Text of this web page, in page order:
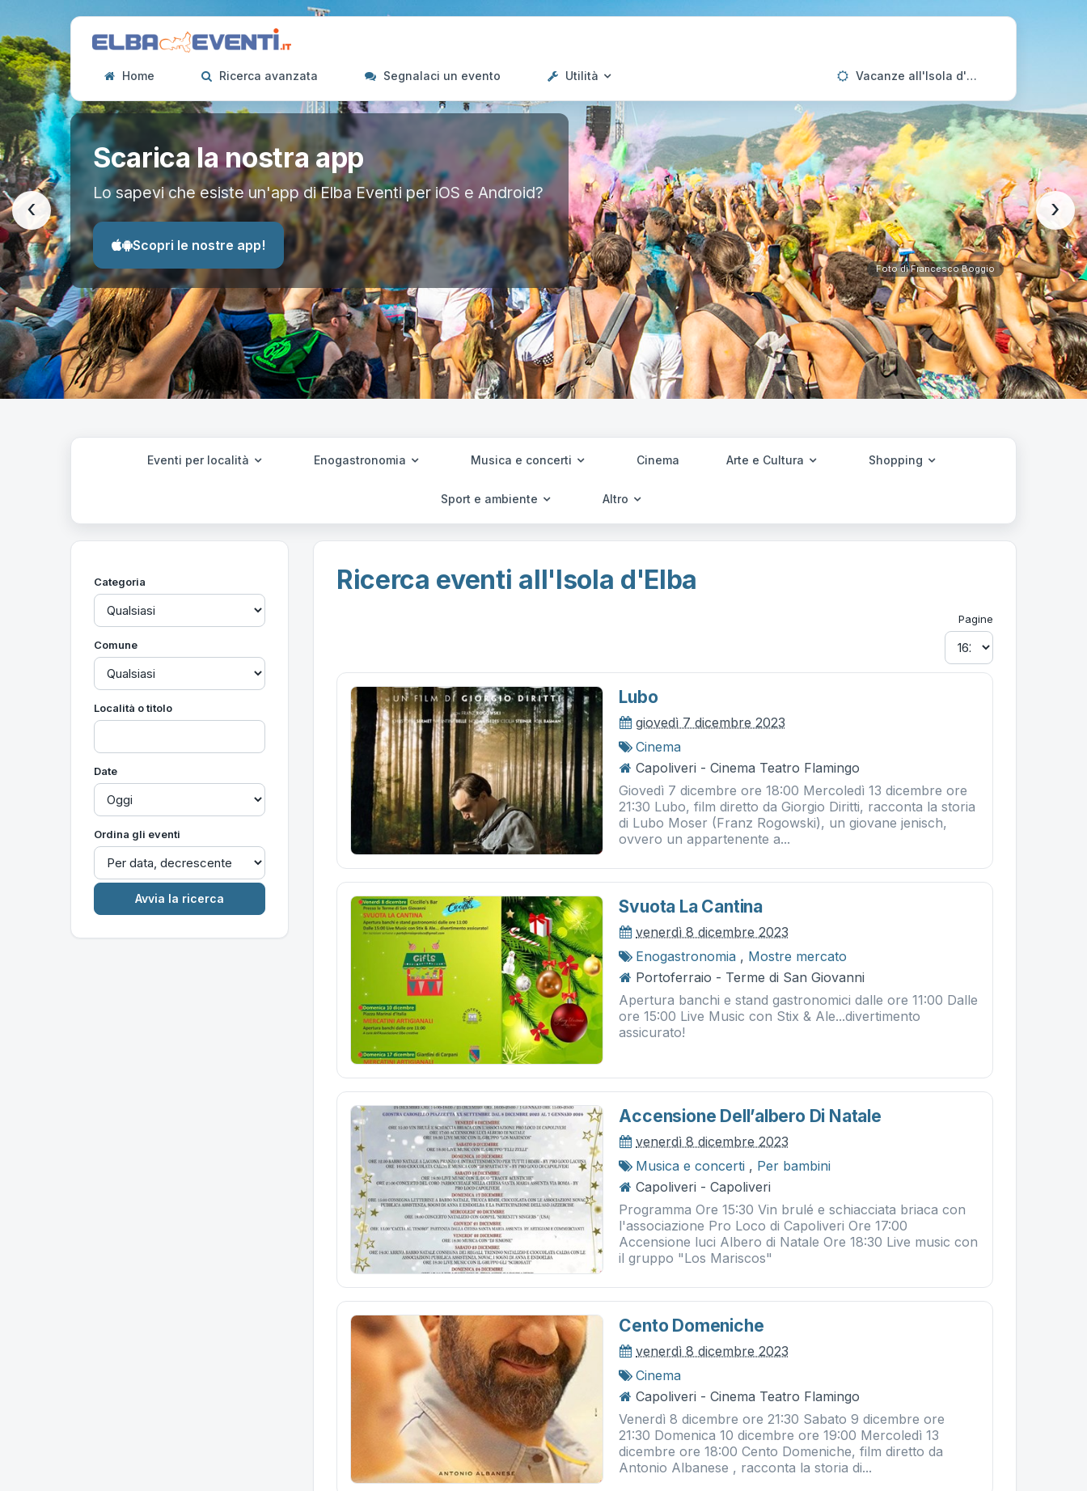
Home Ricerca avanzata Segnalaci un evento Utilità Vacanze all'Isola d'Elba
Scarica la nostra app
Lo sapevi che esiste un'app di Elba Eventi per iOS e Android?
Scopri le nostre app!
Foto di Francesco Boggio
‹ ›
Eventi per località Enogastronomia Musica e concerti Cinema Arte e Cultura Shopping
Sport e ambiente Altro
Categoria
Comune
Località o titolo
Date
Ordina gli eventi
Ricerca eventi all'Isola d'Elba
Pagine
Lubo
giovedì 7 dicembre 2023
Cinema
Capoliveri - Cinema Teatro Flamingo
Giovedì 7 dicembre ore 18:00 Mercoledì 13 dicembre ore
21:30 Lubo, film diretto da Giorgio Diritti, racconta la storia
di Lubo Moser (Franz Rogowski), un giovane jenisch,
ovvero un appartenente a...
Svuota La Cantina
venerdì 8 dicembre 2023
Enogastronomia , Mostre mercato
Portoferraio - Terme di San Giovanni
Apertura banchi e stand gastronomici dalle ore 11:00 Dalle
ore 15:00 Live Music con Stix & Ale...divertimento
assicurato!
Accensione Dell’albero Di Natale
venerdì 8 dicembre 2023
Musica e concerti , Per bambini
Capoliveri - Capoliveri
Programma Ore 15:30 Vin brulé e schiacciata briaca con
l'associazione Pro Loco di Capoliveri Ore 17:00
Accensione luci Albero di Natale Ore 18:30 Live music con
il gruppo "Los Mariscos"
Cento Domeniche
venerdì 8 dicembre 2023
Cinema
Capoliveri - Cinema Teatro Flamingo
Venerdì 8 dicembre ore 21:30 Sabato 9 dicembre ore
21:30 Domenica 10 dicembre ore 19:00 Mercoledì 13
dicembre ore 18:00 Cento Domeniche, film diretto da
Antonio Albanese , racconta la storia di...